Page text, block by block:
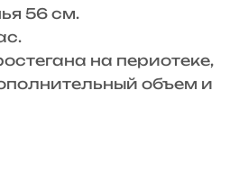
56 см.
на периотеке,
объем и